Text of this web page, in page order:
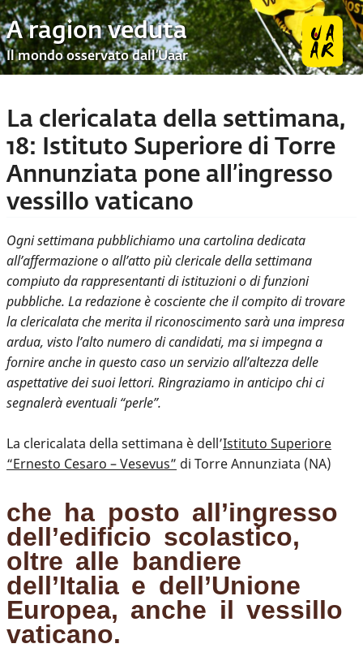
A ragion veduta
Il mondo osservato dall’Uaar
La clericalata della settimana,
18: Istituto Superiore di Torre
Annunziata pone all’ingresso
vessillo vaticano
Ogni settimana pubblichiamo una cartolina dedicata
all’affermazione o all’atto più clericale della settimana
compiuto da rappresentanti di istituzioni o di funzioni
pubbliche. La redazione è cosciente che il compito di trovare
la clericalata che merita il riconoscimento sarà una impresa
ardua, visto l’alto numero di candidati, ma si impegna a
fornire anche in questo caso un servizio all’altezza delle
aspettative dei suoi lettori. Ringraziamo in anticipo chi ci
segnalerà eventuali “perle”.
La clericalata della settimana è dell’Istituto Superiore
“Ernesto Cesaro – Vesevus” di Torre Annunziata (NA)
che ha posto all’ingresso
dell’edificio scolastico,
oltre alle bandiere
dell’Italia e dell’Unione
Europea, anche il vessillo
vaticano.